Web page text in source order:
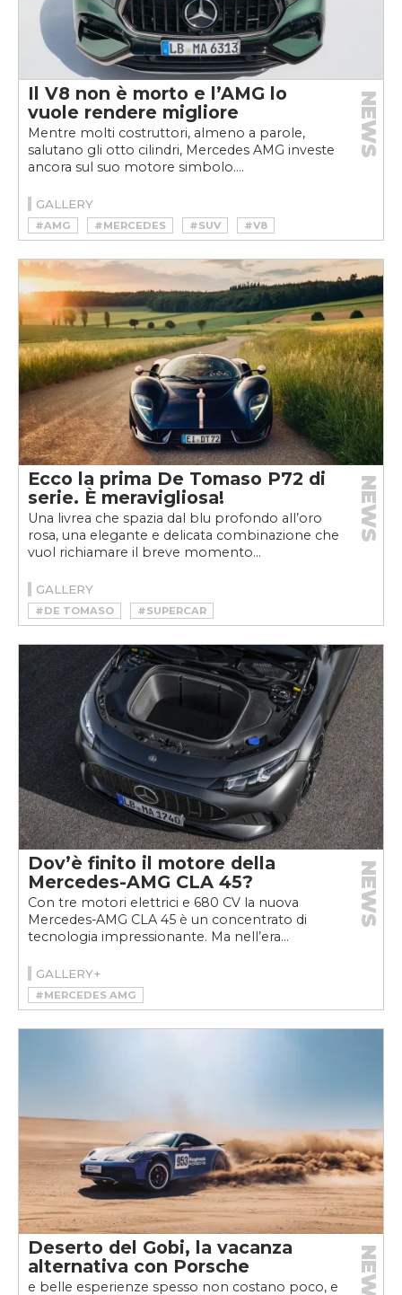
Il V8 non è morto e l’AMG lo
vuole rendere migliore
Mentre molti costruttori, almeno a parole,
salutano gli otto cilindri, Mercedes AMG investe
ancora sul suo motore simbolo....
NEWS
GALLERY
#AMG #MERCEDES #SUV #V8
Ecco la prima De Tomaso P72 di
serie. È meravigliosa!
Una livrea che spazia dal blu profondo all’oro
rosa, una elegante e delicata combinazione che
vuol richiamare il breve momento...
NEWS
GALLERY
#DE TOMASO #SUPERCAR
Dov’è finito il motore della
Mercedes-AMG CLA 45?
Con tre motori elettrici e 680 CV la nuova
Mercedes-AMG CLA 45 è un concentrato di
tecnologia impressionante. Ma nell’era...
NEWS
GALLERY+
#MERCEDES AMG
#MERCEDES-AMG CLA 45 4MATIC+
Deserto del Gobi, la vacanza
alternativa con Porsche
e belle esperienze spesso non costano poco, e NEWS